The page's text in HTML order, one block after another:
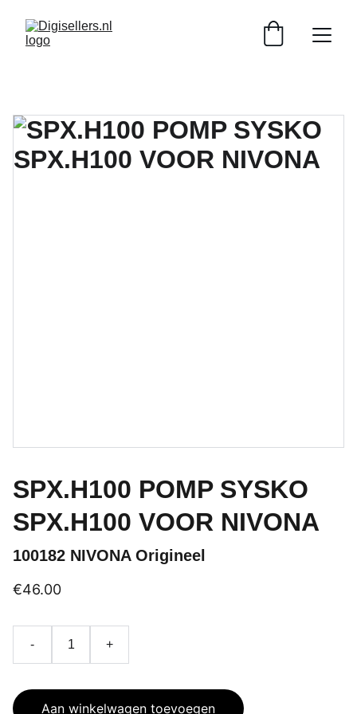
SPX.H100 POMP SYSKO
SPX.H100 VOOR NIVONA
100182 NIVONA Origineel
€46.00
- +
Aan winkelwagen toevoegen